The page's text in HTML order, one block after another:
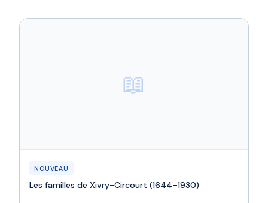
📖
NOUVEAU
Les familles de Xivry-Circourt (1644–1930)